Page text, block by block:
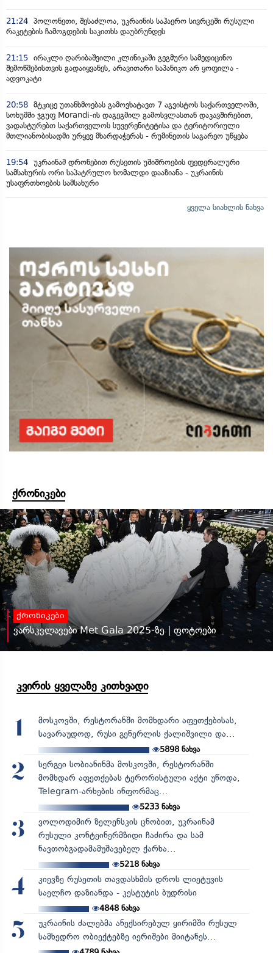
21:24 პოლონეთი, შესაძლოა, უკრაინის საჰაერო სივრცეში რუსული
რაკეტების ჩამოგდების საკითხს დაუბრუნდეს
21:15 ირაკლი ღარიბაშვილი კლინიკაში გეგმური სამედიცინო
შემოწმებისთვის გადაიყვანეს, არავითარი საპანიკო არ ყოფილა -
ადვოკატი
20:58 მტკიცე უთანხმოებას გამოვხატავთ 7 აგვისტოს საქართველოში,
სოხუმში ჯგუფ Morandi-ის დაგეგმილ გამოსვლასთან დაკავშირებით,
ვადასტურებთ საქართველოს სუვერენიტეტისა და ტერიტორიული
მთლიანობისადმი ურყევ მხარდაჭერას - რუმინეთის საგარეო უწყება
19:54 უკრაინამ დრონებით რუსეთის უშიშროების ფედერალური
სამსახურის ორი საპატრულო ხომალდი დააზიანა - უკრაინის
უსაფრთხოების სამსახური
ყველა სიახლის ნახვა
ქრონიკები
ქრონიკები
ვარსკვლავები Met Gala 2025-ზე | ფოტოები
კვირის ყველაზე კითხვადი
1
მოსკოვში, რესტორანში მომხდარი აფეთქებისას,
სავარაუდოდ, რუსი გენერლის ქალიშვილი და...
5898 ნახვა
2
სერგეი სობიანინმა მოსკოვში, რესტორანში
მომხდარ აფეთქებას ტერორისტული აქტი უწოდა,
Telegram-არხების ინფორმაც...
5233ნახვა
3
ვოლოდიმირ ზელენსკის ცნობით, უკრაინამ
რუსული კონტეინერმზიდი ჩაძირა და სამ
ნავთობგადამამუშავებელ ქარხა...
5218ნახვა
4
კიევზე რუსეთის თავდასხმის დროს ლიეტუვის
საელჩო დაზიანდა - კესტუტის ბუდრისი
4848ნახვა
5
უკრაინის ძალებმა ანექსირებულ ყირიმში რუსულ
სამხედრო ობიექტებზე იერიშები მიიტანეს...